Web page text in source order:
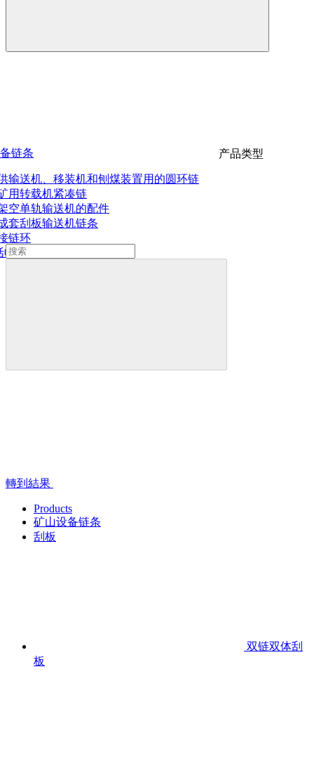
产品类型
链条
输送机、移装机和刨煤装置用的圆环链
用转载机紧凑链
空单轨输送机的配件
套刮板输送机链条
链环
板
轉到結果
Products
矿山设备链条
刮板
双链双体刮
板